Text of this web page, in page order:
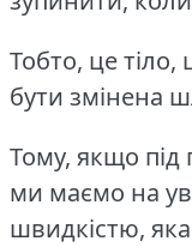
Тобто, це
бути змінена
Тому, якщо під
ми маємо на
швидкістю,